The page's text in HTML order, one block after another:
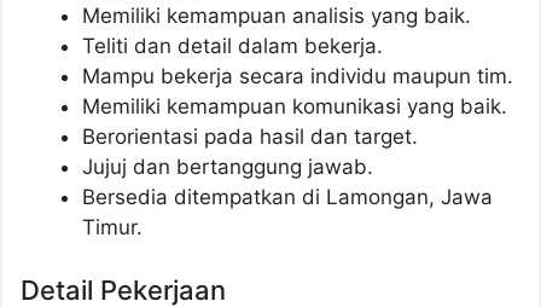
Memiliki kemampuan analisis yang baik.
Teliti dan detail dalam bekerja.
Mampu bekerja secara individu maupun tim.
Memiliki kemampuan komunikasi yang baik.
Berorientasi pada hasil dan target.
Jujuj dan bertanggung jawab.
Bersedia ditempatkan di Lamongan, Jawa
Timur.
Detail Pekerjaan